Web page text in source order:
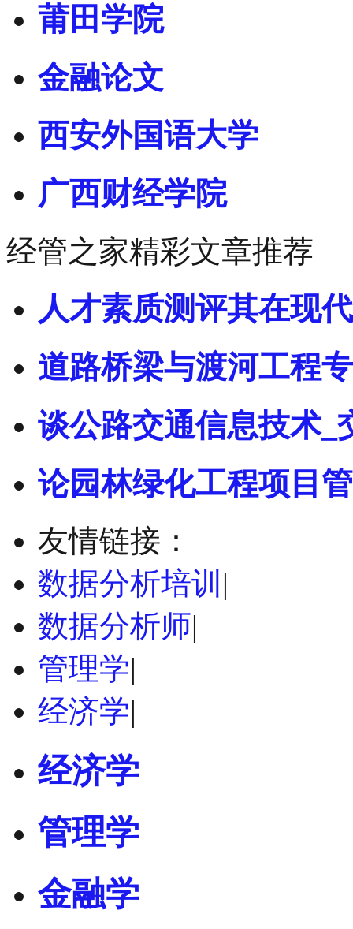
莆田学院
金融论文
西安外国语大学
广西财经学院
经管之家精彩文章推荐
人才素质测评其在现
道路桥梁与渡河工程
谈公路交通信息技术_
论园林绿化工程项目
友情链接：
数据分析培训 |
数据分析师|
管理学|
经济学|
经济学
管理学
金融学